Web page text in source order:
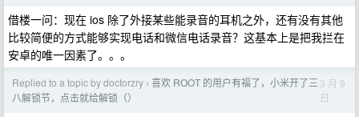
借楼一问：现在 ios 除了外接某些能录音的耳机之外，还有没有其他
比较简便的方式能够实现电话和微信电话录音？这基本上是把我拦在
安卓的唯一因素了。。。
Replied to a topic by doctorzry › 喜欢 ROOT 的用户有福了，小米开了三
八解锁节，点击就给解锁（）
3 月 9
日